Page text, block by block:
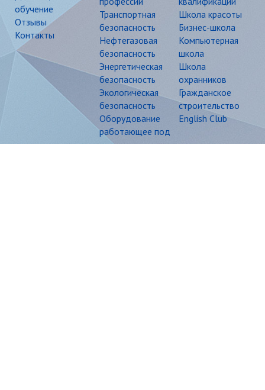
обучение
Отзывы
Контакты
Транспортная
безопасность
Нефтегазовая
безопасность
Энергетическая
безопасность
Экологическая
безопасность
Оборудование
работающее под
Школа красоты
Бизнес-школа
Компьютерная
школа
Школа
охранников
Гражданское
строительство
English Club